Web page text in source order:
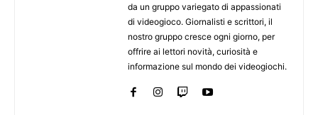
da un gruppo variegato di appassionati
di videogioco. Giornalisti e scrittori, il
nostro gruppo cresce ogni giorno, per
offrire ai lettori novità, curiosità e
informazione sul mondo dei videogiochi.